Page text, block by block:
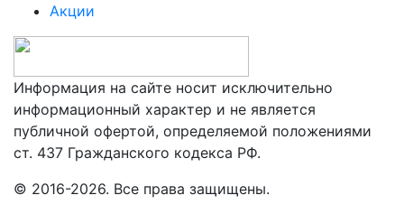
Информация на сайте носит исключительно
информационный характер и не является
публичной офертой, определяемой положениями
ст. 437 Гражданского кодекса РФ.
Акции
© 2016-2026. Все права защищены.